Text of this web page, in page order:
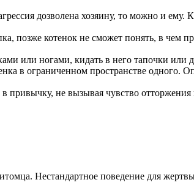
дозволена хозяину, то можно и
позже котенок не сможет понять, в чем
или ногами, кидать в него тапочки
в ограниченном пространстве одного.
привычку, не вызывая чувство
Нестандартное поведение для